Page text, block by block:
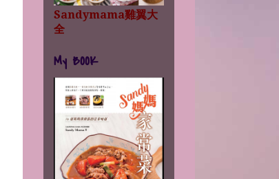
Sandymama雞翼大
全
My BOOK